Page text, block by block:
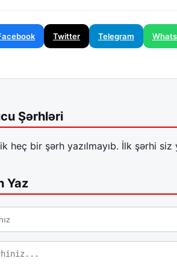
Twitter Telegram
Şərhləri
heç bir şərh yazılmayıb. İlk şərhi siz
Yaz